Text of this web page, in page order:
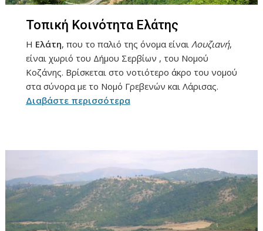
Τοπική Κοινότητα Ελάτης
Η Ελάτη, που το παλιό της όνομα είναι Λουζιανή,
είναι χωριό του Δήμου Σερβίων , του Νομού
Κοζάνης. Βρίσκεται στο νοτιότερο άκρο του νομού
στα σύνορα με το Νομό Γρεβενών και Λάρισας.
Διαβάστε περισσότερα